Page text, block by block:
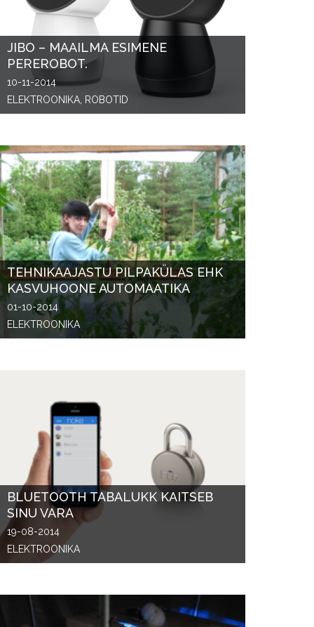
JIBO – MAAILMA ESIMENE
PEREROBOT.
10-11-2014
ELEKTROONIKA, ROBOTID
TEHNIKAAJASTU PILPAKÜLAS EHK
KASVUHOONE AUTOMAATIKA
01-10-2014
ELEKTROONIKA
BLUETOOTH TABALUKK KAITSEB
SINU VARA
19-08-2014
ELEKTROONIKA